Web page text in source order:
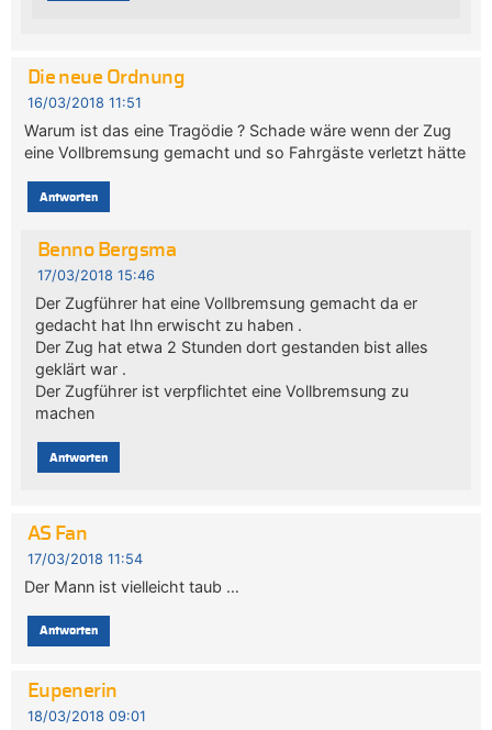
Die neue Ordnung
16/03/2018 11:51
Warum ist das eine Tragödie ? Schade wäre wenn der Zug
eine Vollbremsung gemacht und so Fahrgäste verletzt hätte
Antworten
Benno Bergsma
17/03/2018 15:46
Der Zugführer hat eine Vollbremsung gemacht da er
gedacht hat Ihn erwischt zu haben .
Der Zug hat etwa 2 Stunden dort gestanden bist alles
geklärt war .
Der Zugführer ist verpflichtet eine Vollbremsung zu
machen
Antworten
AS Fan
17/03/2018 11:54
Der Mann ist vielleicht taub …
Antworten
Eupenerin
18/03/2018 09:01